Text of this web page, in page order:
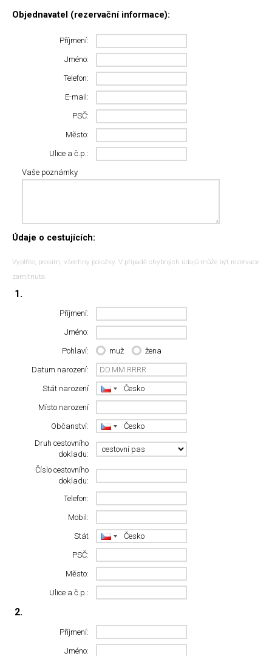
Objednavatel (rezervační informace):
Příjmení:
Jméno:
Telefon:
E-mail:
PSČ:
Město:
Ulice a č.p.:
Vaše poznámky
Údaje o cestujících:
Vyplňte, prosím, všechny položky. V případě chybných údajů může být rezervace
zamítnuta.
1.
Příjmení:
Jméno:
Pohlaví: muž žena
Datum narození:
Stát narození
Místo narození
Občanství:
Druh cestovního
dokladu:
Číslo cestovního
dokladu:
Telefon:
Mobil:
Stát
PSČ:
Město:
Ulice a č.p.:
2.
Příjmení:
Jméno: